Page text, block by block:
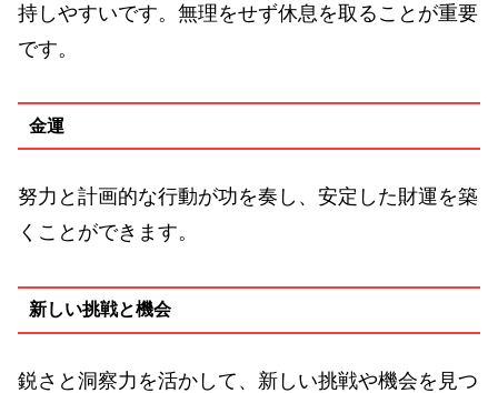
持しやすいです。無理をせず休息を取ることが重要
です。
金運
努力と計画的な行動が功を奏し、安定した財運を築
くことができます。
新しい挑戦と機会
鋭さと洞察力を活かして、新しい挑戦や機会を見つ